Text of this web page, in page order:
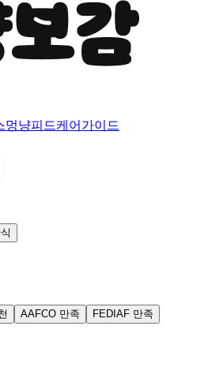
멍냥피드케어가이드
AAFCO 만족
FEDIAF 만족